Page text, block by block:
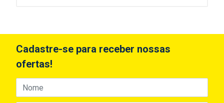
Cadastre-se para receber nossas
ofertas!